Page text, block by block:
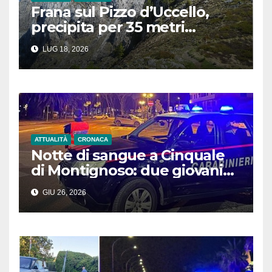
Frana sul Pizzo d’Uccello,
precipita per 35 metri
durante un’arrampicata:
soccorsi in azione
LUG 18, 2026
ATTUALITÀ CRONACA
Notte di sangue a Cinquale
di Montignoso: due giovani
feriti da colpi d’arma da
fuoco in due situazioni
differenti
GIU 26, 2026